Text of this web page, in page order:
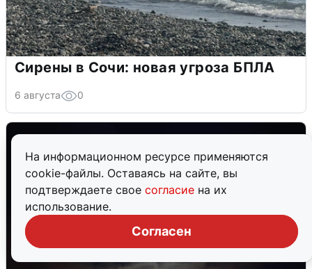
На информационном ресурсе применяются
cookie-файлы. Оставаясь на сайте, вы
подтверждаете свое согласие на их
использование.
Согласен
Сирены в Сочи: новая угроза БПЛА
6 августа 0